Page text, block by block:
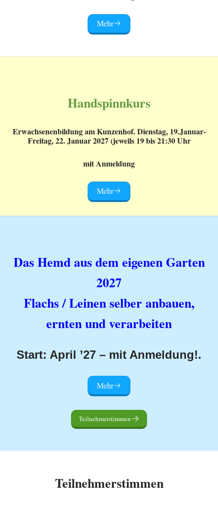
Mehr
Handspinnkurs
Erwachsenenbildung am Kunzenhof. Dienstag, 19.Januar-
Freitag, 22. Januar 2027 (jeweils 19 bis 21:30 Uhr
mit Anmeldung
Mehr
Das Hemd aus dem eigenen Garten
2027
Flachs / Leinen selber anbauen,
ernten und verarbeiten
Start: April ’27 – mit Anmeldung!.
Mehr
Teilnehmerstimmen
Teilnehmerstimmen